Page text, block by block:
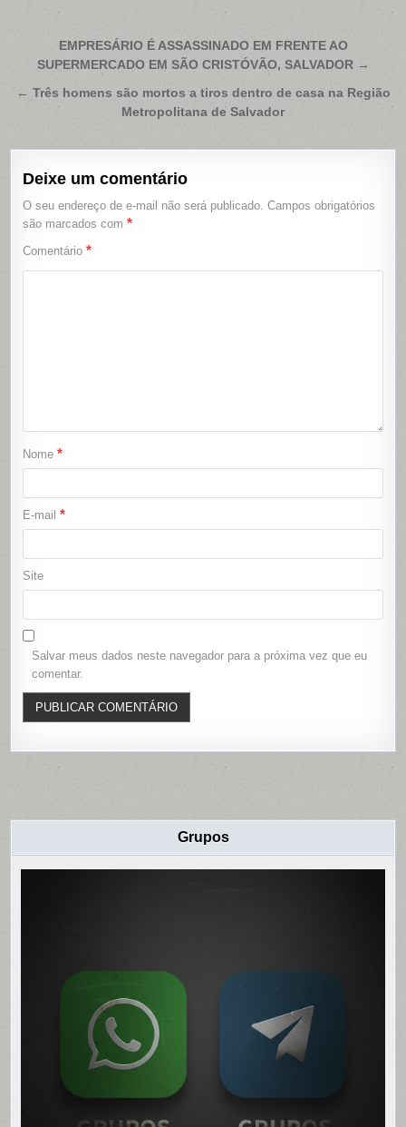
Navegação
de
Post
EMPRESÁRIO É ASSASSINADO EM FRENTE AO
SUPERMERCADO EM SÃO CRISTÓVÃO, SALVADOR →
← Três homens são mortos a tiros dentro de casa na Região
Metropolitana de Salvador
Deixe um comentário
O seu endereço de e-mail não será publicado. Campos obrigatórios
são marcados com*
Comentário*
Nome*
E-mail*
Site
Salvar meus dados neste navegador para a próxima vez que eu
comentar.
Grupos